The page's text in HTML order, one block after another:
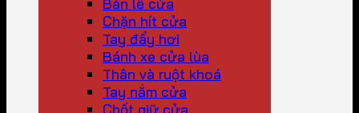
Chặn hít cửa
Tay đẩy hơi
Bánh xe cửa lùa
Thân và ruột khoá
Tay nắm cửa
Chốt giữ cửa